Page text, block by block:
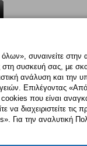
YoutubePinterestTwitter
συναινείτε
στη συσκευή σας, με
ανάλυση και την
Επιλέγοντας
που είναι
να διαχειριστείτε τις
Για την αναλυτική